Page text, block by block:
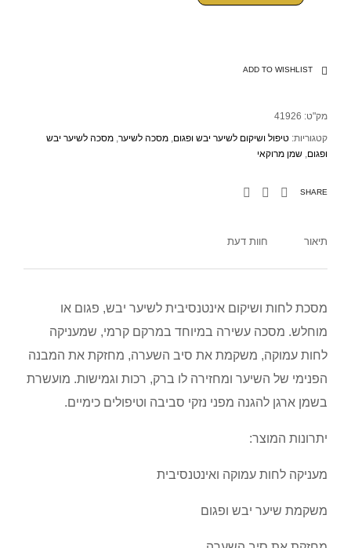
ADD TO WISHLIST
מק"ט: 41926
קטגוריות: טיפול ושיקום לשיער יבש ופגום, מסכה לשיער, מסכה לשיער יבש
ופגום, שמן מרוקאי
SHARE
תיאור חוות דעת
מסכת לחות ושיקום אינטנסיבית לשיער יבש, פגום או
מוחלש. מסכה עשירה במיוחד במרקם קרמי, שמעניקה
לחות עמוקה, משקמת את סיב השערה, מחזקת את המבנה
הפנימי של השיער ומחזירה לו ברק, רכות וגמישות. מועשרת
בשמן ארגן להגנה מפני נזקי סביבה וטיפולים כימיים.
יתרונות המוצר:
מעניקה לחות עמוקה ואינטנסיבית
משקמת שיער יבש ופגום